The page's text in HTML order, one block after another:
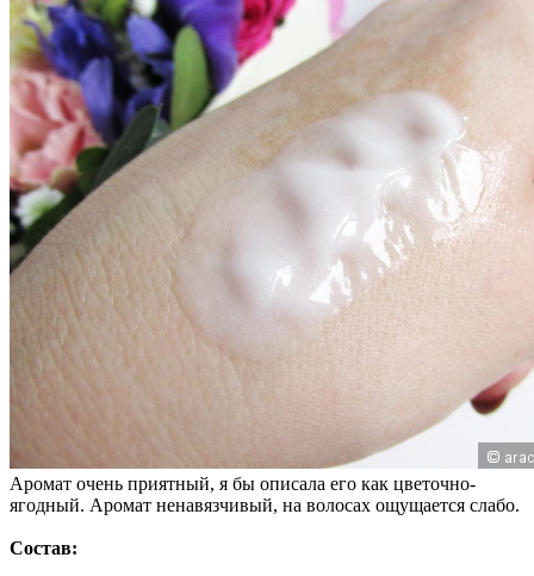
Аромат очень приятный, я бы описала его как цветочно-
ягодный. Аромат ненавязчивый, на волосах ощущается слабо.
Состав: